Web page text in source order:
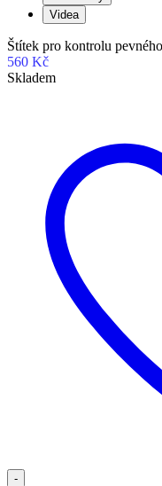
Videa
Štítek pro kontrolu
560 Kč
Skladem
-